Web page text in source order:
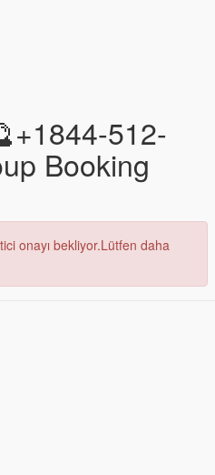
512-
Booking
onayı bekliyor.Lütfen daha